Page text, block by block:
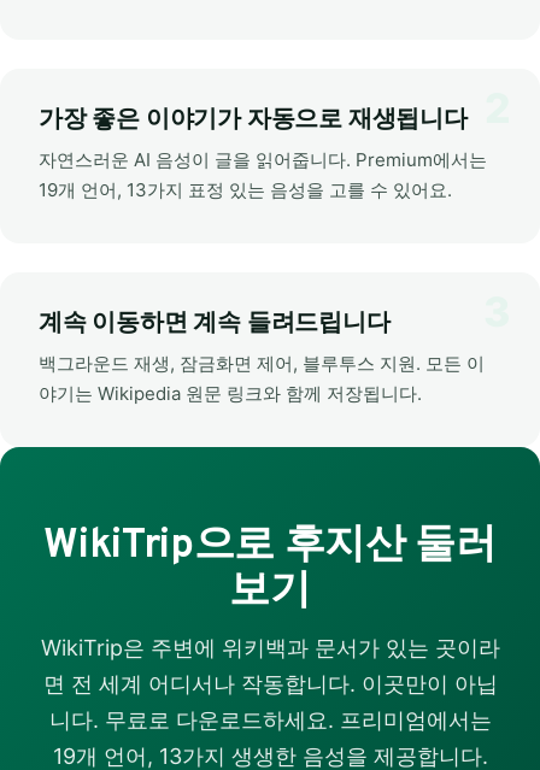
가장 좋은 이야기가 자동으로 재생됩니다
자연스러운 AI 음성이 글을 읽어줍니다. Premium에서는
19개 언어, 13가지 표정 있는 음성을 고를 수 있어요.
계속 이동하면 계속 들려드립니다
백그라운드 재생, 잠금화면 제어, 블루투스 지원. 모든 이
야기는 Wikipedia 원문 링크와 함께 저장됩니다.
WikiTrip으로 후지산 둘러
보기
WikiTrip은 주변에 위키백과 문서가 있는 곳이라
면 전 세계 어디서나 작동합니다. 이곳만이 아닙
니다. 무료로 다운로드하세요. 프리미엄에서는
19개 언어, 13가지 생생한 음성을 제공합니다.